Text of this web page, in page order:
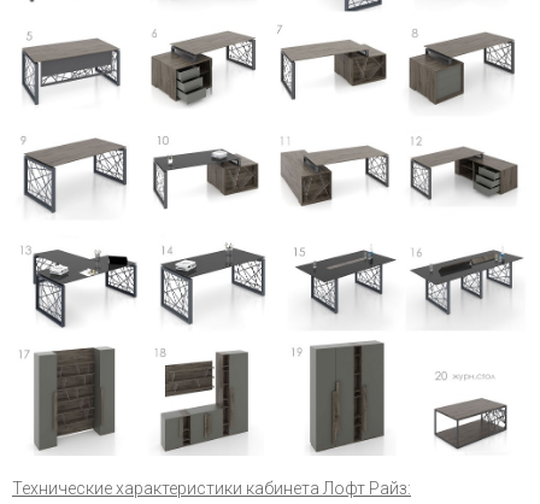
Технические характеристики кабинета Лофт Райз: